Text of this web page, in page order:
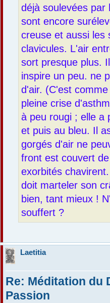
déjà soulevées
sont encore
creuse et aussi les
clavicules. L'air
sort presque plus.
inspire un peu. ne
d'air. (C'est
pleine crise
à peu rougi ; elle a
et puis au bleu. Il
gorgés d'air ne
front est couvert
exorbités
doit marteler son
bien, tant mieux !
souffert ?
Laetitia
Re: Méditation du
Passion